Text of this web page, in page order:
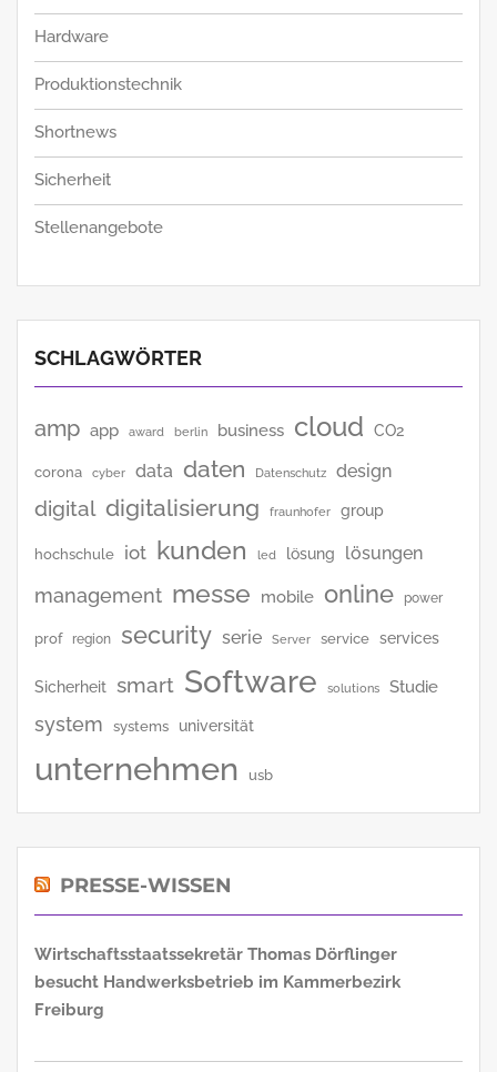
Hardware
Produktionstechnik
Shortnews
Sicherheit
Stellenangebote
SCHLAGWÖRTER
amp app award berlin business cloud CO2
corona cyber data daten Datenschutz design
digital digitalisierung fraunhofer group
hochschule iot kunden led lösung lösungen
management messe mobile online power
prof region security serie Server service services
Sicherheit smart Software solutions Studie
system systems universität
unternehmen usb
PRESSE-WISSEN
Wirtschaftsstaatssekretär Thomas Dörflinger
besucht Handwerksbetrieb im Kammerbezirk
Freiburg